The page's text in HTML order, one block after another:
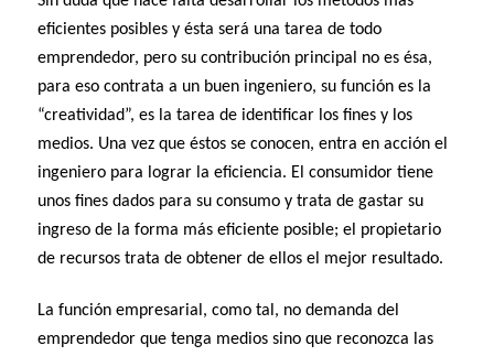
eficientes posibles y ésta será una tarea de todo
emprendedor, pero su contribución principal no es ésa,
para eso contrata a un buen ingeniero, su función es la
“creatividad”, es la tarea de identificar los fines y los
medios. Una vez que éstos se conocen, entra en acción el
ingeniero para lograr la eficiencia. El consumidor tiene
unos fines dados para su consumo y trata de gastar su
ingreso de la forma más eficiente posible; el propietario
de recursos trata de obtener de ellos el mejor resultado.
La función empresarial, como tal, no demanda del
emprendedor que tenga medios sino que reconozca las